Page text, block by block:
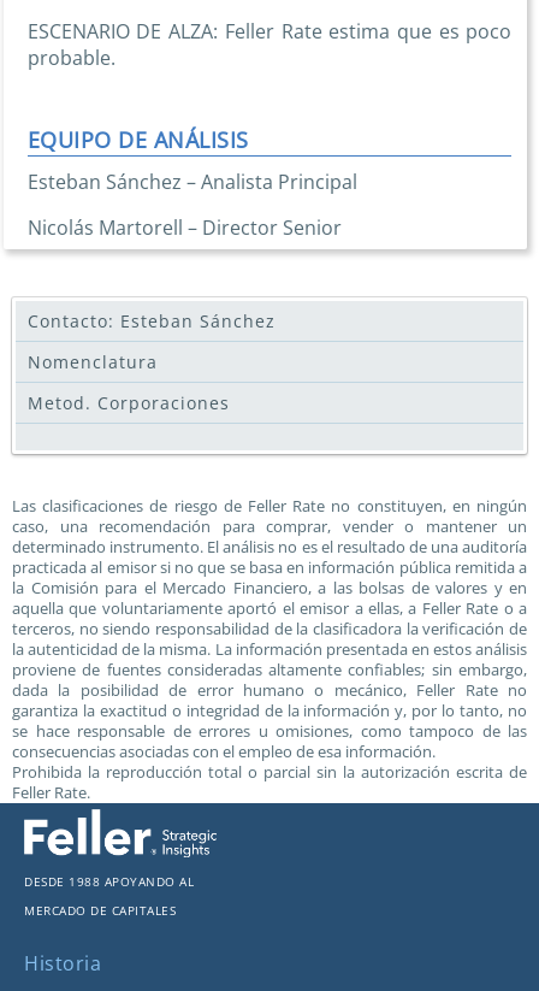
ESCENARIO DE ALZA: Feller Rate estima que es poco
probable.
EQUIPO DE ANÁLISIS
Esteban Sánchez – Analista Principal
Nicolás Martorell – Director Senior
Contacto: Esteban Sánchez
Nomenclatura
Metod. Corporaciones
Las clasificaciones de riesgo de Feller Rate no constituyen, en ningún
caso, una recomendación para comprar, vender o mantener un
determinado instrumento. El análisis no es el resultado de una auditoría
practicada al emisor si no que se basa en información pública remitida a
la Comisión para el Mercado Financiero, a las bolsas de valores y en
aquella que voluntariamente aportó el emisor a ellas, a Feller Rate o a
terceros, no siendo responsabilidad de la clasificadora la verificación de
la autenticidad de la misma. La información presentada en estos análisis
proviene de fuentes consideradas altamente confiables; sin embargo,
dada la posibilidad de error humano o mecánico, Feller Rate no
garantiza la exactitud o integridad de la información y, por lo tanto, no
se hace responsable de errores u omisiones, como tampoco de las
consecuencias asociadas con el empleo de esa información.
Prohibida la reproducción total o parcial sin la autorización escrita de
Feller Rate.
Desde 1988 apoyando al
mercado de capitales
Historia